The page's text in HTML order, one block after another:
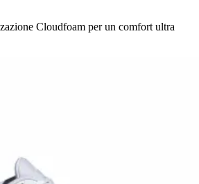
Cloudfoam per un comfort ultra